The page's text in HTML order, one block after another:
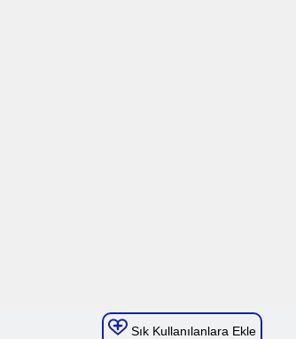
Sık Kullanılanlara Ekle